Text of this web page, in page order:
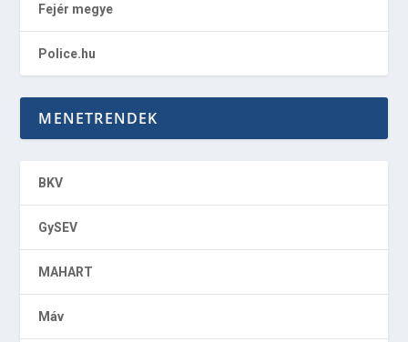
Fejér megye
Police.hu
MENETRENDEK
BKV
GySEV
MAHART
Máv